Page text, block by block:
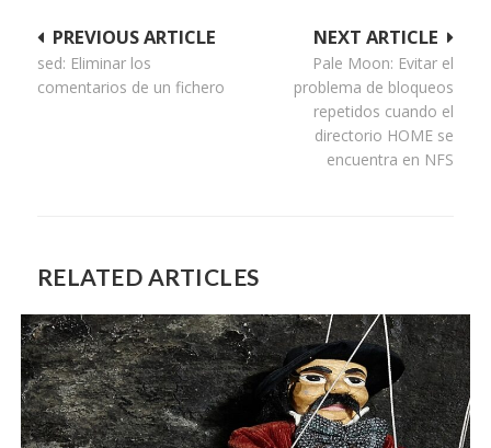
Navegación
de
NEXT ARTICLE
Pale Moon: Evitar el
problema de bloqueos
repetidos cuando el
directorio HOME se
encuentra en NFS
PREVIOUS ARTICLE
sed: Eliminar los
comentarios de un fichero
RELATED ARTICLES